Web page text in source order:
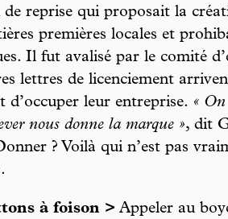
reprise qui proposait la
premières locales et
Il fut avalisé par le comité
lettres de licenciement
d’occuper leur entreprise. « On
nous donne la marque », dit
? Voilà qui n’est pas
à foison > Appeler au